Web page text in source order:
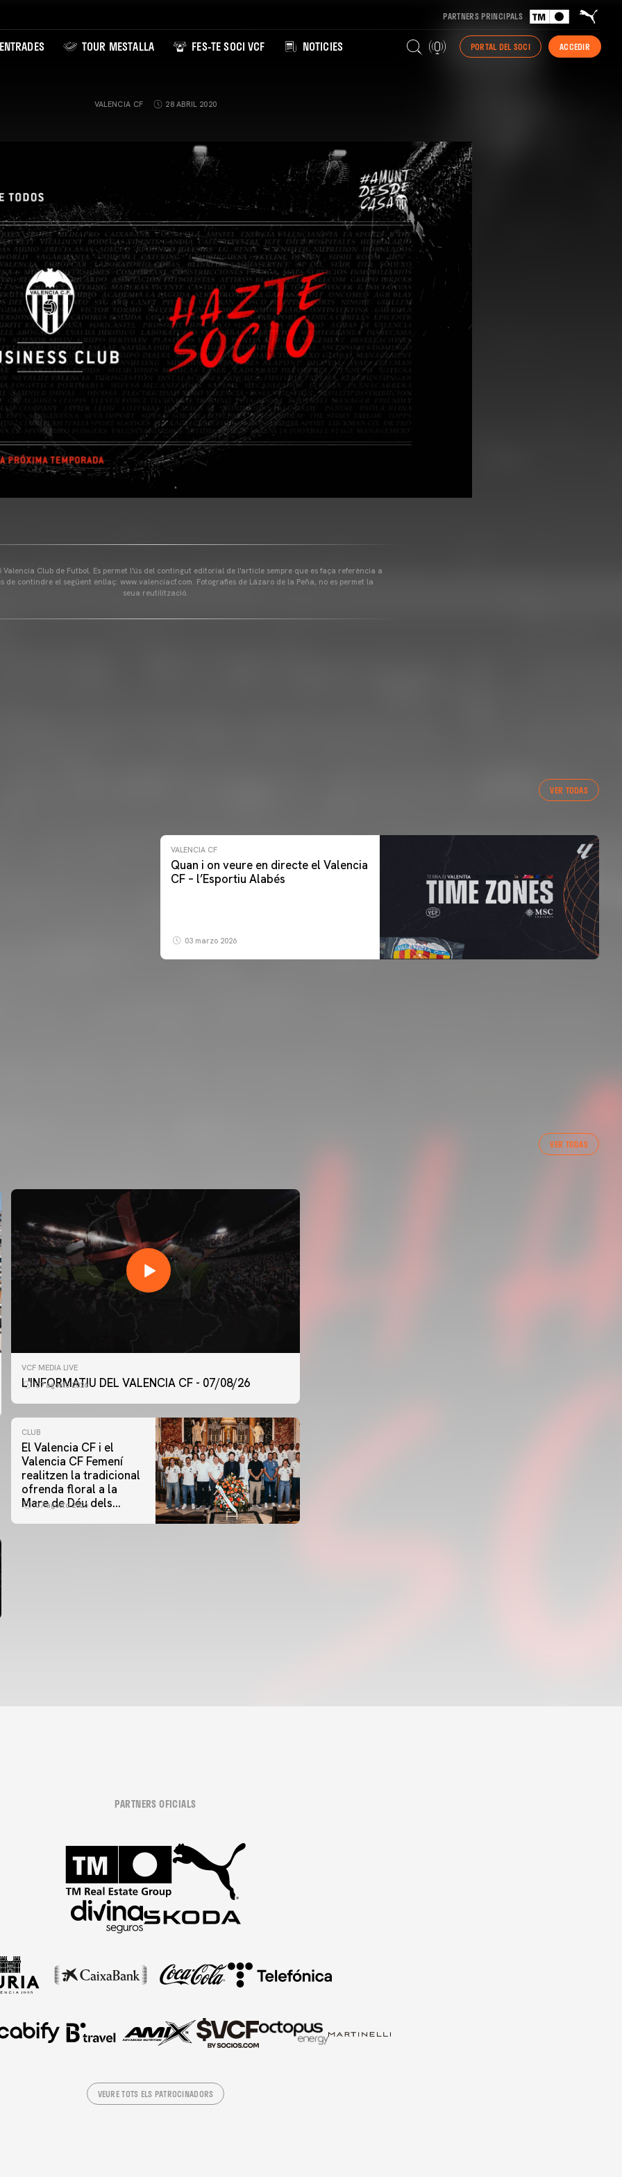
PARTNERS PRINCIPALS
ENTRADES TOUR MESTALLA FES-TE SOCI VCF NOTICIES PORTAL DEL SOCI ACCEDIR
VALENCIA CF 28 ABRIL 2020
Valencia Club de Futbol. Es permet l'ús del contingut editorial de l'article sempre que es faça referència a
de contindre el següent enllaç: www.valenciacf.com. Fotografies de Lázaro de la Peña, no es permet la
seua reutilització.
VER TODAS
VALENCIA CF
Quan i on veure en directe el Valencia
CF – l’Esportiu Alabés
03 marzo 2026
VER TODAS
VCF MEDIA LIVE
L'INFORMATIU DEL VALENCIA CF - 07/08/26
07 agosto 2026
ENTRENAMENT DEL VALENCIA CF 7/8/2026
CLUB
El Valencia CF i el
Valencia CF Femení
realitzen la tradicional
ofrenda floral a la
Mare de Déu dels
07 agosto 2026
PARTNERS OFICIALS
VEURE TOTS ELS PATROCINADORS